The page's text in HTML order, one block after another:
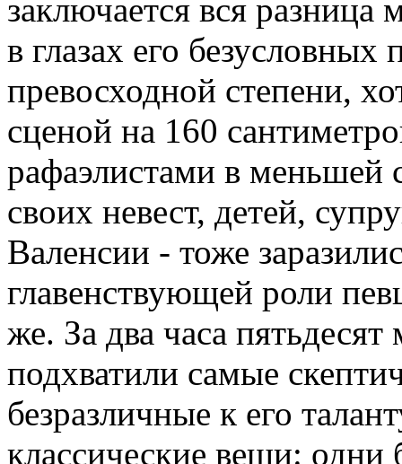
заключается вся
в глазах его безусловных
превосходной степени,
сценой на 160
рафаэлистами в меньшей
своих невест, детей,
Валенсии - тоже
главенствующей роли
же. За два часа
подхватили самые
безразличные к его
классические вещи: одни